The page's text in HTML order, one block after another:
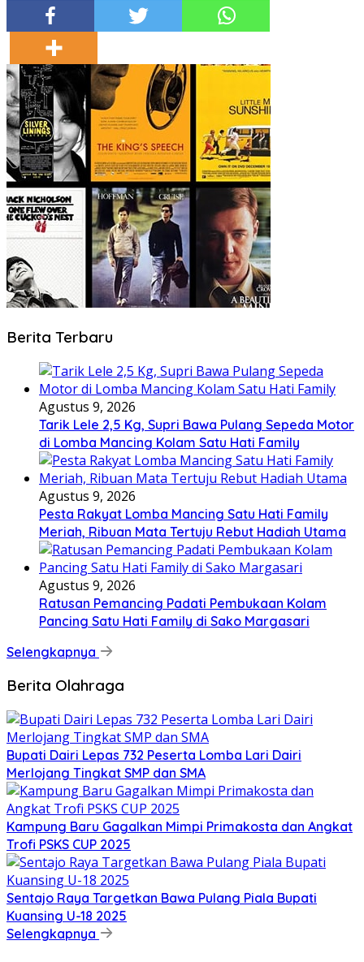
Berita Terbaru
Agustus 9, 2026
Tarik Lele 2,5 Kg, Supri Bawa Pulang Sepeda Motor
di Lomba Mancing Kolam Satu Hati Family
Agustus 9, 2026
Pesta Rakyat Lomba Mancing Satu Hati Family
Meriah, Ribuan Mata Tertuju Rebut Hadiah Utama
Agustus 9, 2026
Ratusan Pemancing Padati Pembukaan Kolam
Pancing Satu Hati Family di Sako Margasari
Selengkapnya
Berita Olahraga
Bupati Dairi Lepas 732 Peserta Lomba Lari Dairi
Merlojang Tingkat SMP dan SMA
Kampung Baru Gagalkan Mimpi Primakosta dan Angkat
Trofi PSKS CUP 2025
Sentajo Raya Targetkan Bawa Pulang Piala Bupati
Kuansing U-18 2025
Selengkapnya